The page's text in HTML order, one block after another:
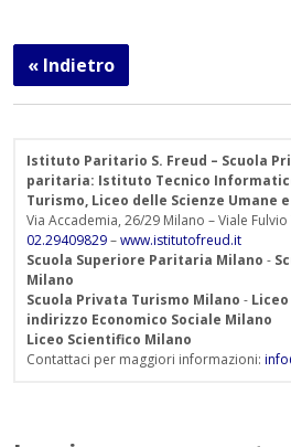
« Indietro
Istituto Paritario S. Freud – Scuola
paritaria: Istituto Tecnico
Turismo, Liceo delle Scienze Umane
Via Accademia, 26/29 Milano – Viale
02.29409829–www.istitutofreud.it
Scuola Superiore Paritaria Milano -
Milano
Scuola Privata Turismo Milano -
indirizzo Economico Sociale Milano
Liceo Scientifico Milano
Contattaci per maggiori informazioni: